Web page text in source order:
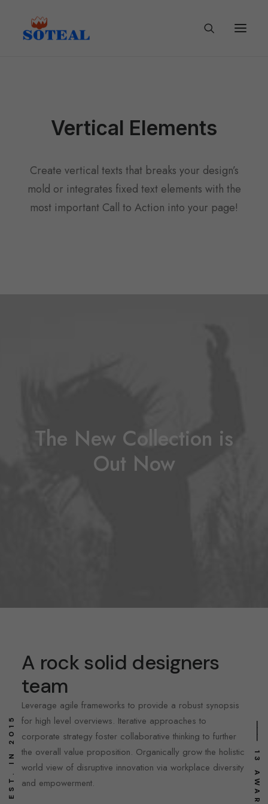
Vertical Elements
Create vertical texts that breaks your design’s
mold or integrates fixed text elements with the
most important Call to Action into your page!
The New Collection is
Out Now
A rock solid designers
team
Leverage agile frameworks to provide a robust synopsis
for high level overviews. Iterative approaches to
corporate strategy foster collaborative thinking to further
the overall value proposition. Organically grow the holistic
world view of disruptive innovation via workplace diversity
and empowerment.
⸻ EST. IN 2015 ⸻ 13 AWARDS